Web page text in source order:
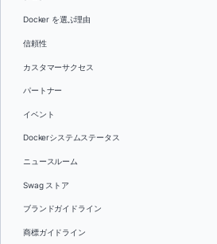
Docker を選ぶ理由
信頼性
カスタマーサクセス
パートナー
イベント
Dockerシステムステータス
ニュースルーム
Swag ストア
ブランドガイドライン
商標ガイドライン